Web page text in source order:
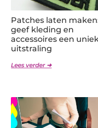
Patches laten
geef kleding en
accessoires een
uitstraling
Lees verder ➜